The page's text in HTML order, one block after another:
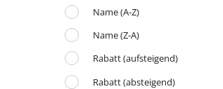
Name (A-Z)
Name (Z-A)
Rabatt (aufsteigend)
Rabatt (absteigend)